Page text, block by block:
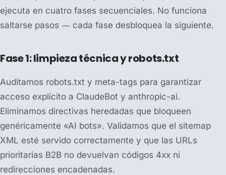
ejecuta en cuatro fases secuenciales. No funciona
saltarse pasos — cada fase desbloquea la siguiente.
Fase 1: limpieza técnica y robots.txt
Auditamos robots.txt y meta-tags para garantizar
acceso explícito a ClaudeBot y anthropic-ai.
Eliminamos directivas heredadas que bloqueen
genéricamente «AI bots». Validamos que el sitemap
XML esté servido correctamente y que las URLs
prioritarias B2B no devuelvan códigos 4xx ni
redirecciones encadenadas.